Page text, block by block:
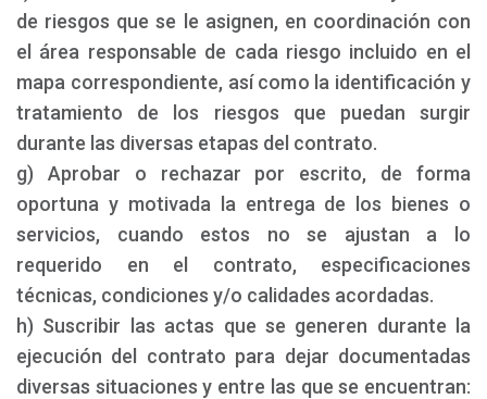
de riesgos que se le asignen, en coordinación con
el área responsable de cada riesgo incluido en el
mapa correspondiente, así como la identificación y
tratamiento de los riesgos que puedan surgir
durante las diversas etapas del contrato.
g) Aprobar o rechazar por escrito, de forma
oportuna y motivada la entrega de los bienes o
servicios, cuando estos no se ajustan a lo
requerido en el contrato, especificaciones
técnicas, condiciones y/o calidades acordadas.
h) Suscribir las actas que se generen durante la
ejecución del contrato para dejar documentadas
diversas situaciones y entre las que se encuentran: